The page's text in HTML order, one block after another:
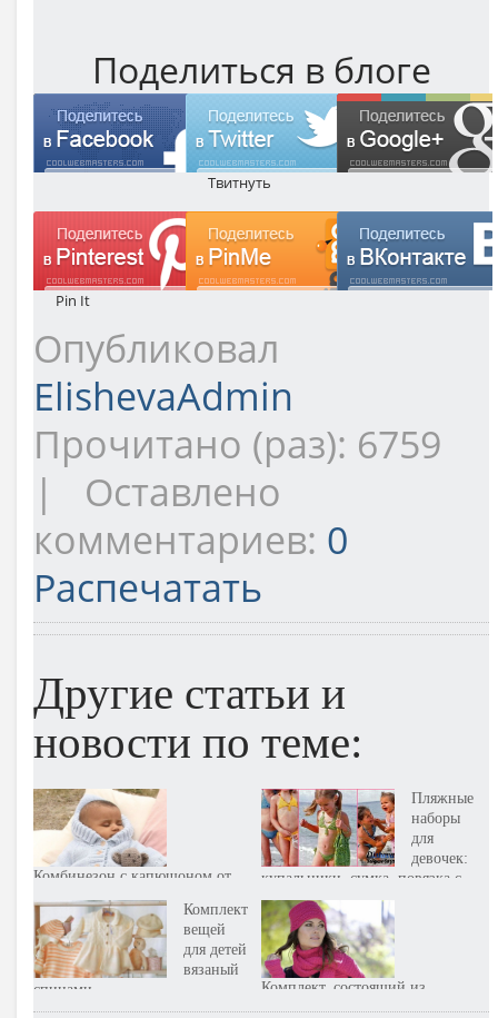
Поделиться в блоге
Твитнуть
Pin It
Опубликовал
ElishevaAdmin
Прочитано (раз): 6759
| Оставлено
комментариев: 0
Распечатать
Другие статьи и
новости по теме:
Комбинезон с капюшоном от
Drops Design. Комплект,
вязаный спицами
Пляжные
наборы
для
девочек:
купальники, сумка, повязка с
козырьком и парео, вязаные
крючком
Комплект
вещей
для детей
вязаный
спицами
Комплект, состоящий из
повязки, шарфа и митенок